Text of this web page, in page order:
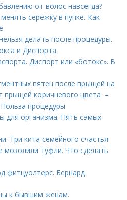
от волос навсегда?
сережку в пупке. Как
делать после процедуры.
и Диспорта
Диспорт или «ботокс». В
пятен после прыщей на
прыщей коричневого цвета –
процедуры
для организма. Пять самых
Три кита семейного счастья
мозолили туфли. Что сделать
фитцуолтерс. Бернард
к бывшим женам.